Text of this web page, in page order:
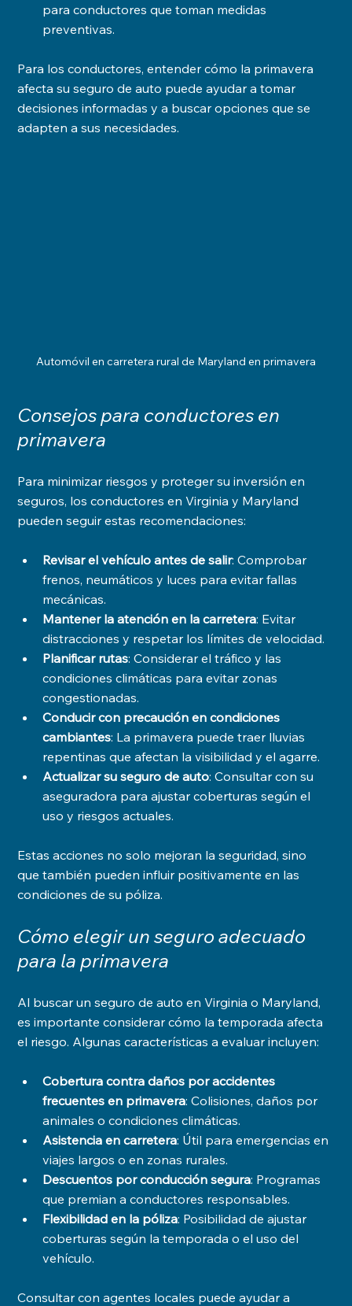
para conductores que toman medidas
preventivas.
Para los conductores, entender cómo la primavera
afecta su seguro de auto puede ayudar a tomar
decisiones informadas y a buscar opciones que se
adapten a sus necesidades.
Automóvil en carretera rural de Maryland en primavera
Consejos para conductores en
primavera
Para minimizar riesgos y proteger su inversión en
seguros, los conductores en Virginia y Maryland
pueden seguir estas recomendaciones:
Revisar el vehículo antes de salir: Comprobar
frenos, neumáticos y luces para evitar fallas
mecánicas.
Mantener la atención en la carretera: Evitar
distracciones y respetar los límites de velocidad.
Planificar rutas: Considerar el tráfico y las
condiciones climáticas para evitar zonas
congestionadas.
Conducir con precaución en condiciones
cambiantes: La primavera puede traer lluvias
repentinas que afectan la visibilidad y el agarre.
Actualizar su seguro de auto: Consultar con su
aseguradora para ajustar coberturas según el
uso y riesgos actuales.
Estas acciones no solo mejoran la seguridad, sino
que también pueden influir positivamente en las
condiciones de su póliza.
Cómo elegir un seguro adecuado
para la primavera
Al buscar un seguro de auto en Virginia o Maryland,
es importante considerar cómo la temporada afecta
el riesgo. Algunas características a evaluar incluyen:
Cobertura contra daños por accidentes
frecuentes en primavera: Colisiones, daños por
animales o condiciones climáticas.
Asistencia en carretera: Útil para emergencias en
viajes largos o en zonas rurales.
Descuentos por conducción segura: Programas
que premian a conductores responsables.
Flexibilidad en la póliza: Posibilidad de ajustar
coberturas según la temporada o el uso del
vehículo.
Consultar con agentes locales puede ayudar a